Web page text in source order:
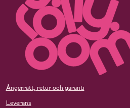
Ångerrätt, retur och garanti
Leverans